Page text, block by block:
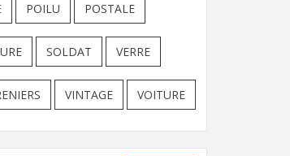
POILU POSTALE
SOLDAT VERRE
VINTAGE VOITURE